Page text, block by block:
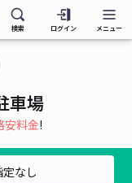
検索 ログイン メニュー
車場
安料金!
定なし